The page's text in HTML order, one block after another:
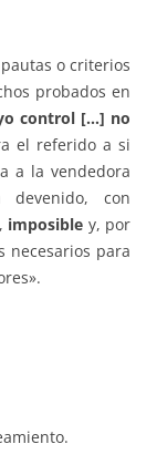
o criterios
probados en
control […] no
el referido a si
a la vendedora
con
imposible y, por
necesarios para